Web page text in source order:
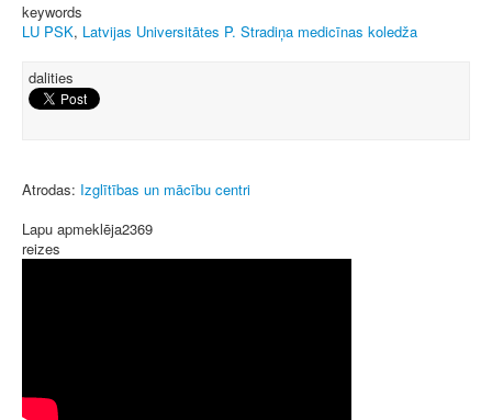
keywords
LU PSK, Latvijas Universitātes P. Stradiņa medicīnas koledža
dalities
Atrodas: Izglītības un mācību centri
Lapu apmeklēja2369
reizes